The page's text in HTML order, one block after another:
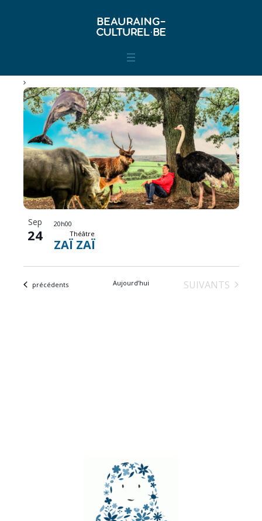
LIST
OF
EVENTS
IN
PHOTO
VIEW
Sep
24
ZAÏ ZAÏ
20h00
Théâtre
Évènements
précédents Aujourd’hui ÉVÈNEMENTS
SUIVANTS